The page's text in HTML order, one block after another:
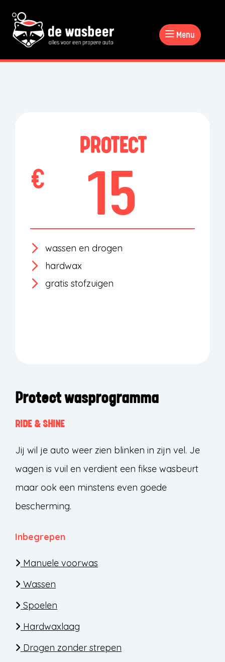
Menu
PROTECT
€ 15
wassen en drogen
hardwax
gratis stofzuigen
Protect wasprogramma
RIDE & SHINE
Jij wil je auto weer zien blinken in zijn vel. Je
wagen is vuil en verdient een fikse wasbeurt
maar ook een minstens even goede
bescherming.
Inbegrepen
Manuele voorwas
Wassen
Spoelen
Hardwaxlaag
Drogen zonder strepen